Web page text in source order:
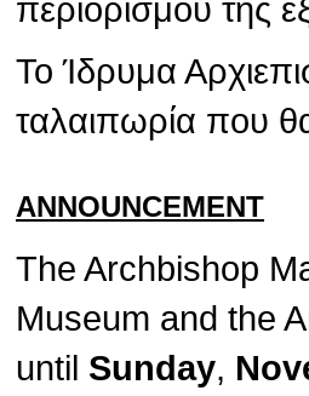
περιορισμού της
Το Ίδρυμα
ταλαιπωρία που
ANNOUNCEMENT
The Archbishop
Museum and the
until Sunday,